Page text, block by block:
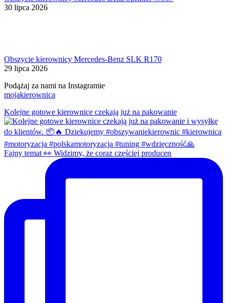
30 lipca 2026
Obszycie kierownicy Mercedes-Benz SLK R170
29 lipca 2026
Podążaj za nami na Instagramie
mojakierownica
Kolejne gotowe kierownice czekają już na pakowanie
Fajny temat 👀 Widzimy, że coraz częściej producen